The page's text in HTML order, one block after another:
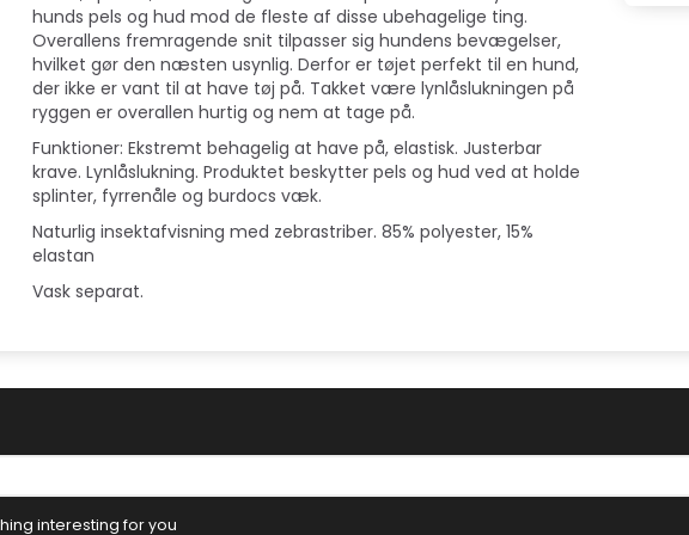
hunds pels og hud mod de fleste af disse ubehagelige ting.
Overallens fremragende snit tilpasser sig hundens bevægelser,
hvilket gør den næsten usynlig. Derfor er tøjet perfekt til en hund,
der ikke er vant til at have tøj på. Takket være lynlåslukningen på
ryggen er overallen hurtig og nem at tage på.
Funktioner: Ekstremt behagelig at have på, elastisk. Justerbar
krave. Lynlåslukning. Produktet beskytter pels og hud ved at holde
splinter, fyrrenåle og burdocs væk.
Naturlig insektafvisning med zebrastriber. 85% polyester, 15%
elastan
Vask separat.
interesting for you